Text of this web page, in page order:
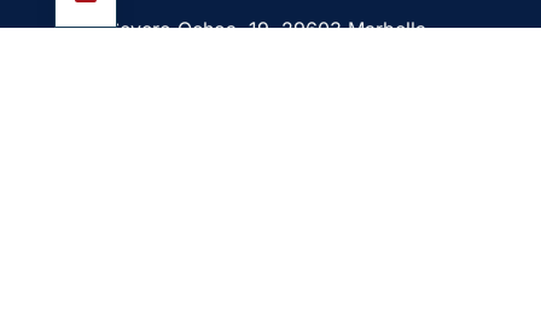
Av. Severo Ochoa, 19, 29603 Marbella,